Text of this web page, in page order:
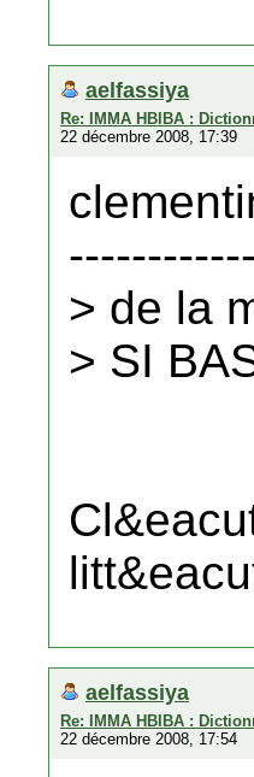
aelfassiya
Re: IMMA HBIBA :
22 décembre 2008, 17:39
> de la
> SI
aelfassiya
Re: IMMA HBIBA :
22 décembre 2008, 17:54